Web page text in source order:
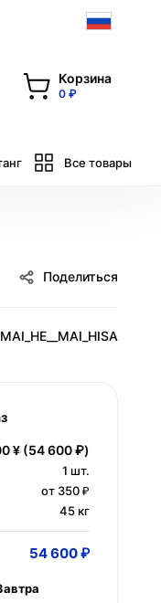
Корзина
0 ₽
Все товары
Поделиться
MAI_HE__MAI_HISA
¥ (54 600 ₽)
1 шт.
от 350 ₽
45 кг
54 600 ₽